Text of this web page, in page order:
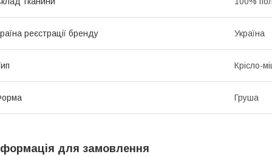
реєстрації бренду Україна
Крісло-
Груша
для замовлення